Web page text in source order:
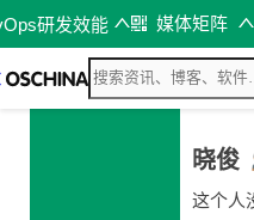
研发效能 媒体矩阵
晓俊
这个人